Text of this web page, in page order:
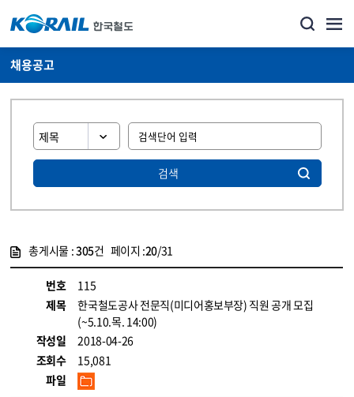
채용공고
검색
총게시물 :305건 페이지 :20/31
번호
115
제목
한국철도공사 전문직(미디어홍보부장) 직원 공개 모집
(~5.10.목. 14:00)
작성일
2018-04-26
조회수
15,081
파일